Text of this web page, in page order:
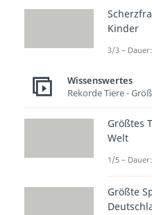
einen IQ
Kind
beim
Kinder
3/3 –
Wissenswertes
Rekorde Tiere -
Größtes
Welt
1/5 –
Größte